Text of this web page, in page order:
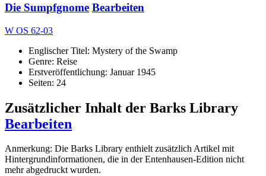
Die Sumpfgnome Bearbeiten
W OS 62-03
Englischer Titel: Mystery of the Swamp
Genre: Reise
Erstveröffentlichung: Januar 1945
Seiten: 24
Zusätzlicher Inhalt der Barks Library
Bearbeiten
Anmerkung: Die Barks Library enthielt zusätzlich Artikel mit
Hintergrundinformationen, die in der Entenhausen-Edition nicht
mehr abgedruckt wurden.